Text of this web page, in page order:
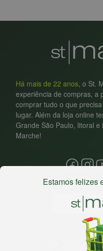
Há mais de 22 anos, o St.
experiência de compras, a
comprar tudo o que
lugar. Além da loja online
Grande São Paulo, litoral
Marche!
Estamos felizes